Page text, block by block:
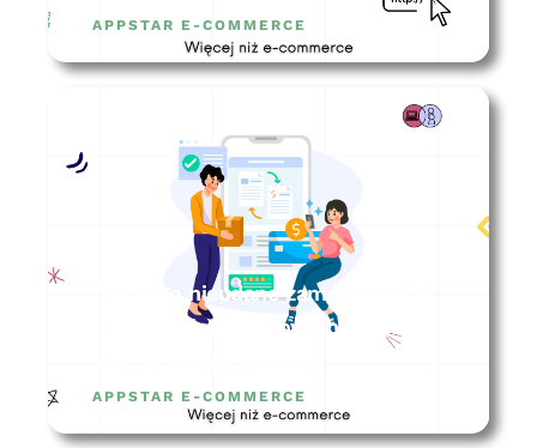
APPSTAR E-COMMERCE
Dlaczego nieudane zamówienia to
najważniejsze zamówienia w
APPSTAR E-COMMERCE